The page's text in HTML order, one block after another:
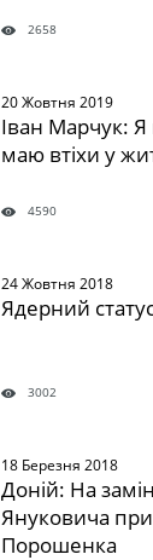
2658
20 Жовтня 2019
Іван Марчук: Я
маю втіхи у
4590
24 Жовтня 2018
Ядерний
3002
18 Березня 2018
Доній: На
Януковича
Порошенка